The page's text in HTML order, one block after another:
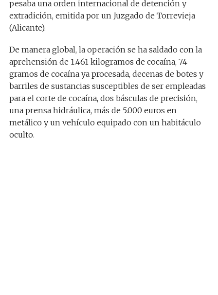
pesaba una orden internacional de detención y
extradición, emitida por un Juzgado de Torrevieja
(Alicante).
De manera global, la operación se ha saldado con la
aprehensión de 1.461 kilogramos de cocaína, 74
gramos de cocaína ya procesada, decenas de botes y
barriles de sustancias susceptibles de ser empleadas
para el corte de cocaína, dos básculas de precisión,
una prensa hidráulica, más de 5.000 euros en
metálico y un vehículo equipado con un habitáculo
oculto.